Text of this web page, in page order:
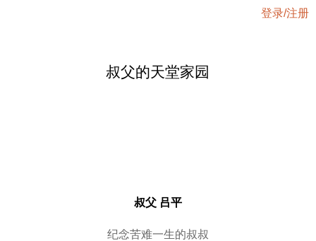
登录/注册
叔父的天堂家园
叔父 吕平
纪念苦难一生的叔叔